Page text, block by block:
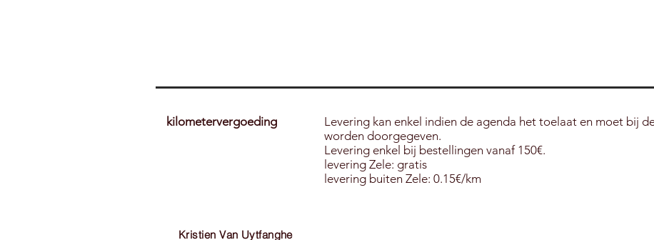
kilometervergoeding Levering kan enkel indien de agenda het toelaat en moet bij
worden doorgegeven.
Levering enkel bij bestellingen vanaf 150€.
levering Zele: gratis
levering buiten Zele: 0.15€/km
Kristien Van Uytfanghe